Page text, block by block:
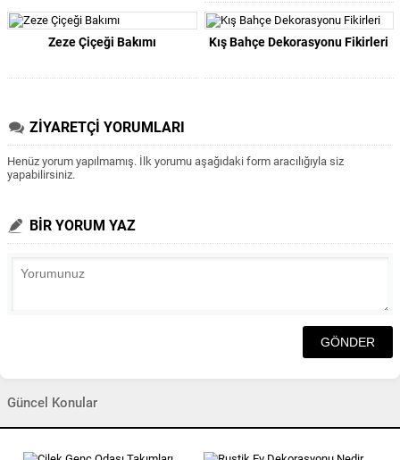
Zeze Çiçeği Bakımı Kış Bahçe Dekorasyonu Fikirleri
ZİYARETÇİ YORUMLARI
Henüz yorum yapılmamış. İlk yorumu aşağıdaki form aracılığıyla siz
yapabilirsiniz.
BİR YORUM YAZ
Güncel Konular